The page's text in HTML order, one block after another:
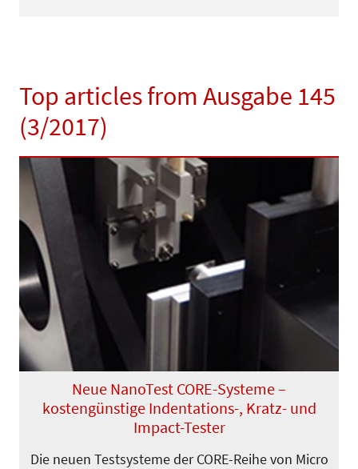
Top articles from Ausgabe 145
(3/2017)
Neue NanoTest CORE-Systeme –
kostengünstige Indentations-, Kratz- und
Impact-Tester
Die neuen Testsysteme der CORE-Reihe von Micro